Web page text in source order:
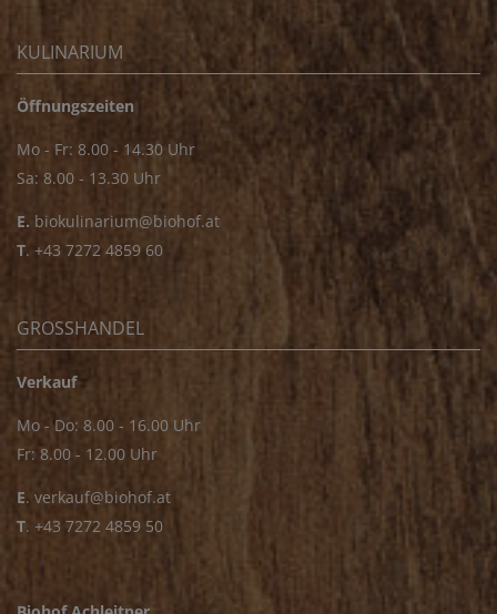
KULINARIUM
Öffnungszeiten
Mo - Fr: 8.00 - 14.30 Uhr
Sa: 8.00 - 13.30 Uhr
E. biokulinarium@biohof.at
T. +43 7272 4859 60
GROSSHANDEL
Verkauf
Mo - Do: 8.00 - 16.00 Uhr
Fr: 8.00 - 12.00 Uhr
E. verkauf@biohof.at
T. +43 7272 4859 50